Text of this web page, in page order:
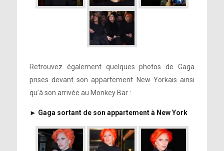
Retrouvez également quelques photos de Gaga
prises devant son appartement New Yorkais ainsi
qu’à son arrivée au Monkey Bar :
► Gaga sortant de son appartement à New York